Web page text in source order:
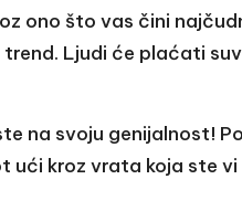
ono što vas čini
Ljudi će plaćati
na svoju genijalnost!
ući kroz vrata koja ste